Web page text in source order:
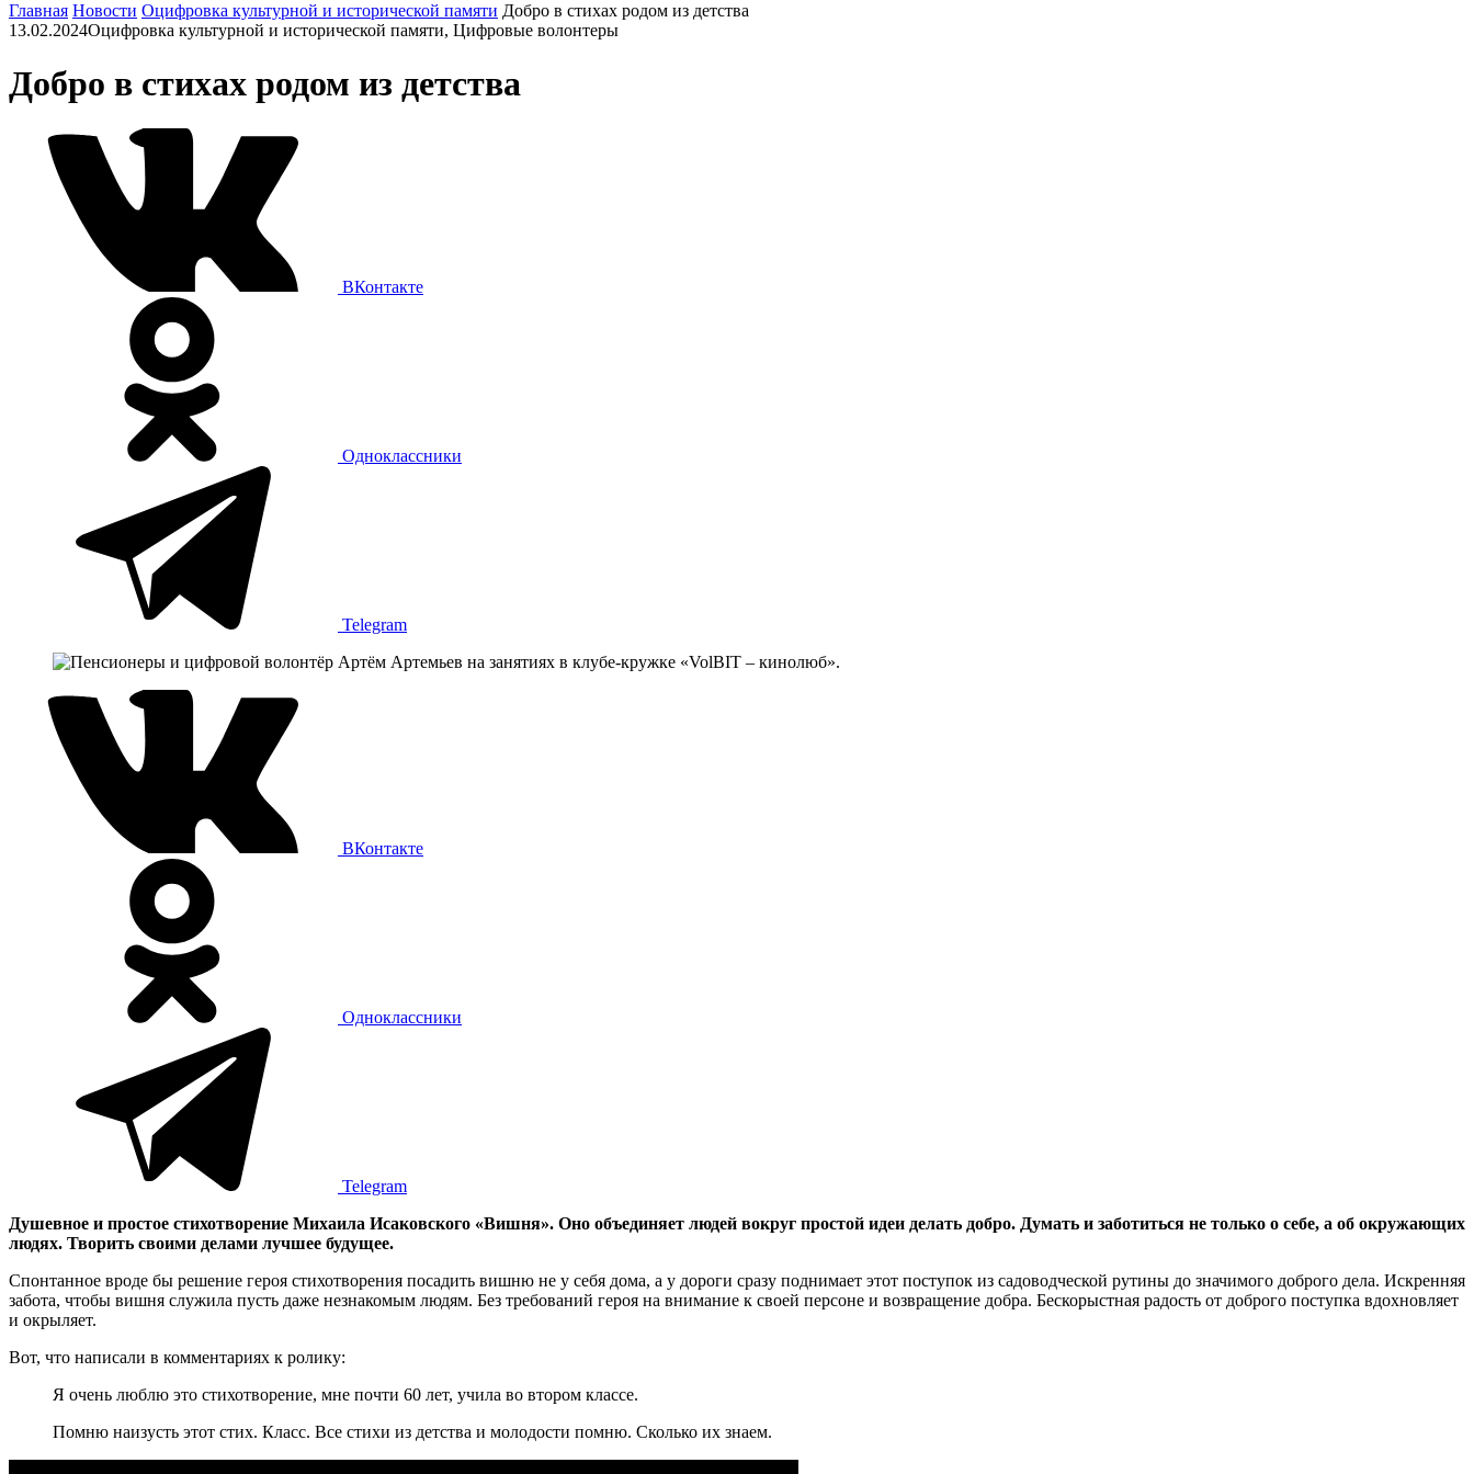
Главная Новости Оцифровка культурной и исторической памяти Добро в стихах родом из детства
13.02.2024Оцифровка культурной и исторической памяти, Цифровые волонтеры
Добро в стихах родом из детства
ВКонтакте
Одноклассники
Telegram
ВКонтакте
Одноклассники
Telegram
Душевное и простое стихотворение Михаила Исаковского «Вишня». Оно объединяет людей вокруг простой идеи делать добро. Думать и заботиться не только о себе, а об окружающих
людях. Творить своими делами лучшее будущее.
Спонтанное вроде бы решение героя стихотворения посадить вишню не у себя дома, а у дороги сразу поднимает этот поступок из садоводческой рутины до значимого доброго дела. Искренняя
забота, чтобы вишня служила пусть даже незнакомым людям. Без требований героя на внимание к своей персоне и возвращение добра. Бескорыстная радость от доброго поступка вдохновляет
и окрыляет.
Вот, что написали в комментариях к ролику:
Я очень люблю это стихотворение, мне почти 60 лет, учила во втором классе.
Помню наизусть этот стих. Класс. Все стихи из детства и молодости помню. Сколько их знаем.